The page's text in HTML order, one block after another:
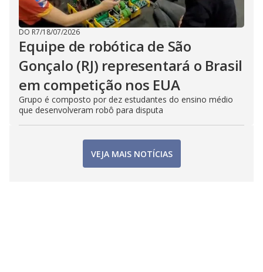
DO R7/18/07/2026
Equipe de robótica de São
Gonçalo (RJ) representará o Brasil
em competição nos EUA
Grupo é composto por dez estudantes do ensino médio
que desenvolveram robô para disputa
VEJA MAIS NOTÍCIAS